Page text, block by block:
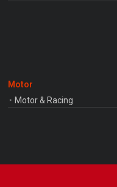
Motor
Motor & Racing